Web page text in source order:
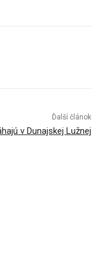
Ďalší článok
v Dunajskej Lužnej